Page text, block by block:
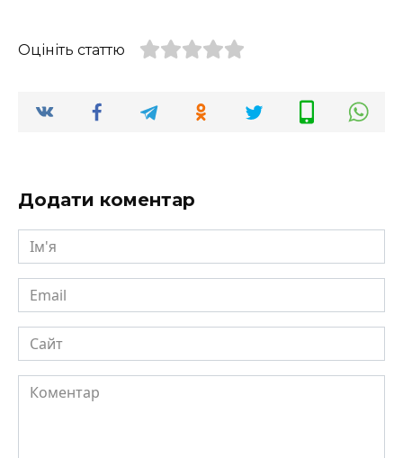
Оцініть статтю
Додати коментар
Ім'я
Email
Сайт
Коментар